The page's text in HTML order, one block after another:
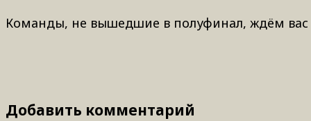
Команды, не вышедшие в полуфинал, ждём
Добавить комментарий